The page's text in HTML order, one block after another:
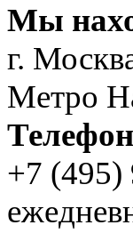
Мы
г.
Метро
+7 (495)